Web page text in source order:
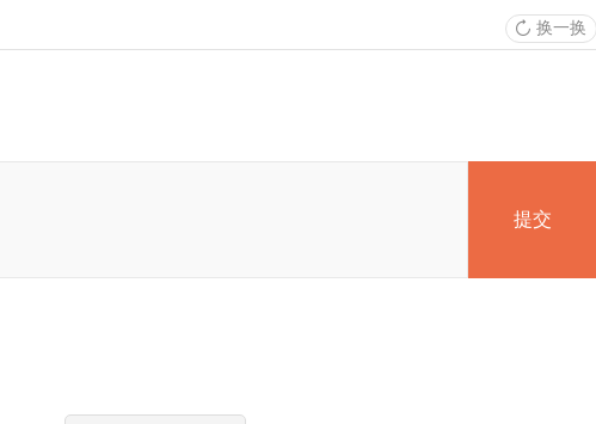
换一换
提交